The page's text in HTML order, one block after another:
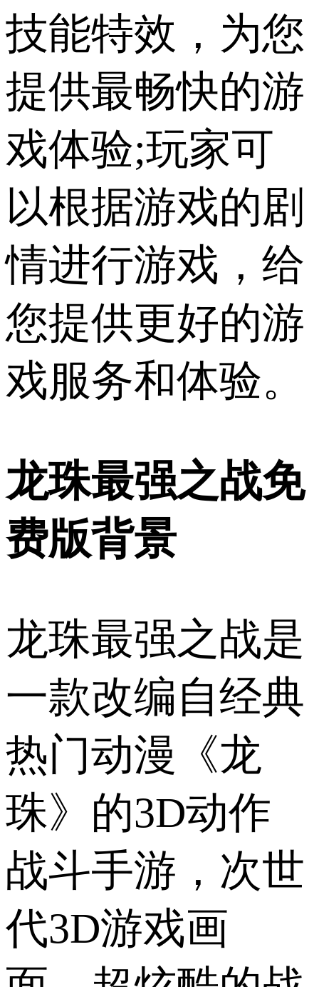
技能特效，为您
提供最畅快的游
戏体验;玩家可
以根据游戏的剧
情进行游戏，给
您提供更好的游
戏服务和体验。
龙珠最强之战免
费版背景
龙珠最强之战是
一款改编自经典
热门动漫《龙
珠》的3D动作
战斗手游，次世
代3D游戏画